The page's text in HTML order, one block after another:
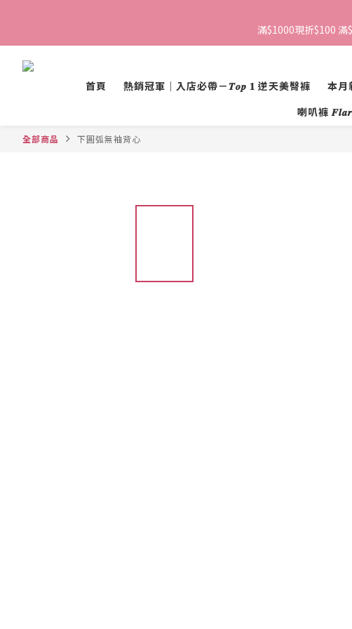
滿$1000現折$100
首頁
熱銷冠軍｜入店必帶－𝑻𝒐𝒑 𝟏 逆天美臀褲 本月
喇叭褲
全部商品 下圓弧無袖背心